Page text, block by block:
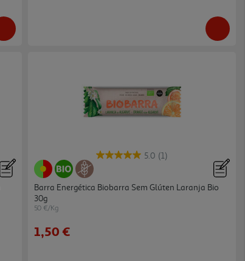
5.0 (1)
Barra Energética Biobarra Sem Glúten Laranja Bio
30g
50 €/Kg
1,50 €